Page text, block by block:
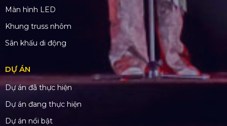
Màn hình LED
Khung truss nhôm
Sân khấu di động
DỰ ÁN
Dự án đã thực hiện
Dự án đang thực hiện
Dự án nổi bật